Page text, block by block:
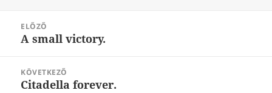
navigáció
ELŐZŐ
Korábbi
A small victory.
KÖVETKEZŐ
Következő
Citadella forever.